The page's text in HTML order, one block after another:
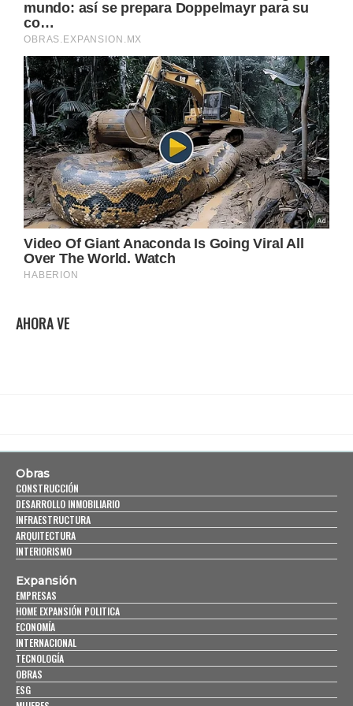
AHORA VE
Obras
CONSTRUCCIÓN
DESARROLLO INMOBILIARIO
INFRAESTRUCTURA
ARQUITECTURA
INTERIORISMO
Expansión
EMPRESAS
HOME EXPANSIÓN POLITICA
ECONOMÍA
INTERNACIONAL
TECNOLOGÍA
OBRAS
ESG